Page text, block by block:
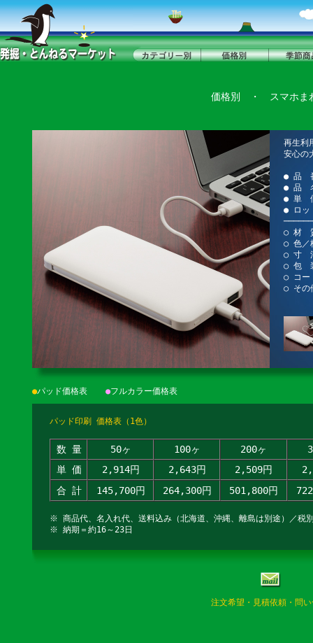
価格別 ・ スマホま
再生利
安心の
● 品
● 品
● 単
● ロッ
○ 材
○ 色／
○ 寸
○ 包
○ コー
○ その
●パッド価格表 ●フルカラー価格表
パッド印刷 価格表（1色）
数 量 50ヶ 100ヶ 200ヶ
単 価
2,914円 2,643円 2,509円
合 計
145,700円 264,300円 501,800円
※ 商品代、名入れ代、送料込み（北海道、沖縄、離島は別途）／税
※ 納期＝約16～23日
注文希望・見積依頼・問